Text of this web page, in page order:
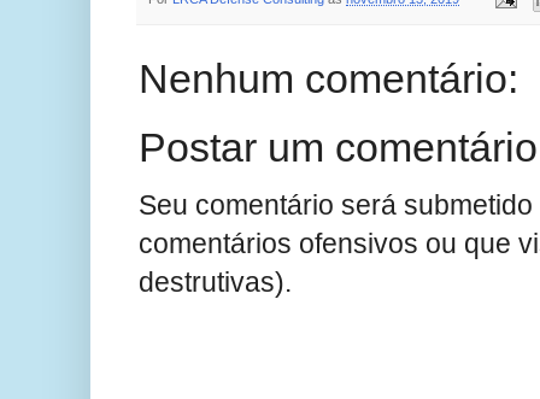
Nenhum comentário:
Postar um comentário
Seu comentário será
comentários ofensivos ou que
destrutivas).